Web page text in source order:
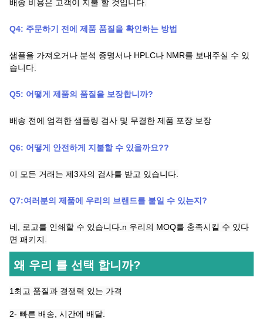
배송 비용은 고객이 지불 할 것입니다.
Q4: 주문하기 전에 제품 품질을 확인하는 방법
샘플을 가져오거나 분석 증명서나 HPLC나 NMR를 보내주실 수 있
습니다.
Q5: 어떻게 제품의 품질을 보장합니까?
배송 전에 엄격한 샘플링 검사 및 무결한 제품 포장 보장
Q6: 어떻게 안전하게 지불할 수 있을까요??
이 모든 거래는 제3자의 검사를 받고 있습니다.
Q7:여러분의 제품에 우리의 브랜드를 붙일 수 있는지 ?
네, 로고를 인쇄할 수 있습니다. n 우리의 MOQ를 충족시킬 수 있다
면 패키지.
왜 우리 를 선택 합니까?
1최고 품질과 경쟁력 있는 가격
2- 빠른 배송, 시간에 배달.